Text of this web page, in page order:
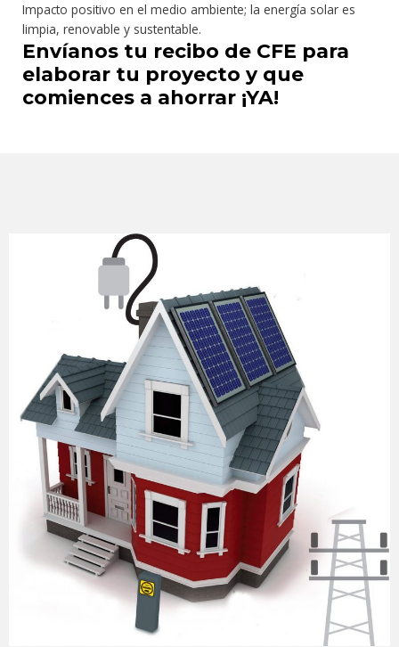
Impacto positivo en el medio ambiente; la energía solar es
limpia, renovable y sustentable.
Envíanos tu recibo de CFE para
elaborar tu proyecto y que
comiences a ahorrar ¡YA!